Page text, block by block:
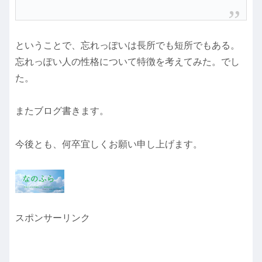
ということで、忘れっぽいは長所でも短所でもある。
忘れっぽい人の性格について特徴を考えてみた。でし
た。
またブログ書きます。
今後とも、何卒宜しくお願い申し上げます。
スポンサーリンク